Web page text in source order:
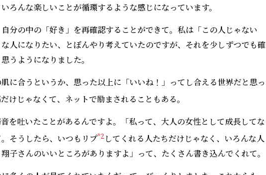
ろんな楽しいことが循環するような感じになっています。
分の中の「好き」を再確認することができて。私は「この人じゃない
人になりたい、とぼんやり考えていたのですが、それを少しずつでも確
うようになりました。
に合うというか、思った以上に「いいね！」ってし合える世界だと思っ
けじゃなくて、ネットで励まされることもある。
を吐いたことがあるんですよ。「私って、大人の女性として成長してな
そうしたら、いつもリプ*2 してくれる人たちだけじゃなく、いろんな人
子さんのいいところがありますよ」って、たくさん書き込んでくれて。